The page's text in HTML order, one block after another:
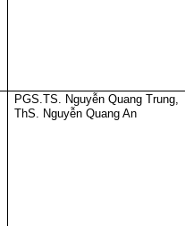
PGS.TS. Nguyễn Quang Trung,
ThS. Nguyễn Quang An